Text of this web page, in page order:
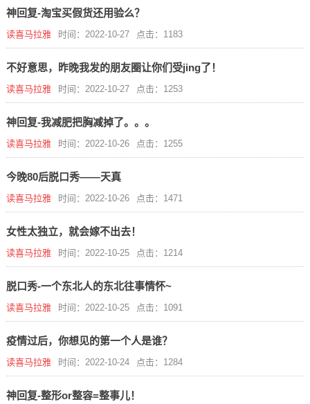
神回复-淘宝买假货还用验么？
读喜马拉雅 时间：2022-10-27 点击：1183
不好意思，昨晚我发的朋友圈让你们受jing了！
读喜马拉雅 时间：2022-10-27 点击：1253
神回复-我减肥把胸减掉了。。。
读喜马拉雅 时间：2022-10-26 点击：1255
今晚80后脱口秀——天真
读喜马拉雅 时间：2022-10-26 点击：1471
女性太独立，就会嫁不出去！
读喜马拉雅 时间：2022-10-25 点击：1214
脱口秀-一个东北人的东北往事情怀~
读喜马拉雅 时间：2022-10-25 点击：1091
疫情过后，你想见的第一个人是谁？
读喜马拉雅 时间：2022-10-24 点击：1284
神回复-整形or整容=整事儿！